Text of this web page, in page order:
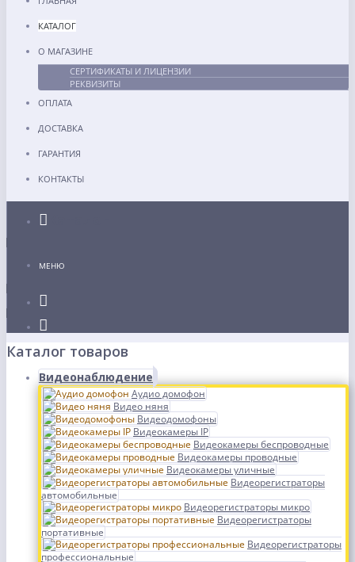
КАТАЛОГ
О МАГАЗИНЕ
СЕРТИФИКАТЫ И ЛИЦЕНЗИИ
РЕКВИЗИТЫ
ОПЛАТА
ДОСТАВКА
ГАРАНТИЯ
КОНТАКТЫ
МЕНЮ
Каталог товаров
Видеонаблюдение
Аудио домофон
Видео няня
Видеодомофоны
Видеокамеры IP
Видеокамеры беспроводные
Видеокамеры проводные
Видеокамеры уличные
Видеорегистраторы
автомобильные
Видеорегистраторы микро
Видеорегистраторы
портативные
Видеорегистраторы
профессиональные